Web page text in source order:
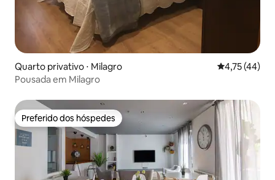
Quarto privativo ⋅ Milagro 4,75 de uma
4,75 (44)
Pousada em Milagro
Preferido dos hóspedes
Preferido dos hóspedes